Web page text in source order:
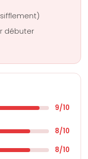
débuter
9/10
8/10
8/10